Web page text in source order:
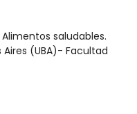
saludables.
(UBA)- Facultad